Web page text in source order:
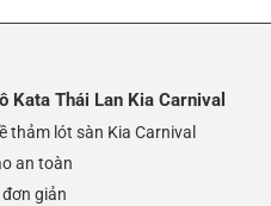
Kata Thái Lan Kia Carnival
thảm lót sàn Kia Carnival
an toàn
giản